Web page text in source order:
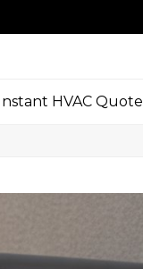
HVAC Quote